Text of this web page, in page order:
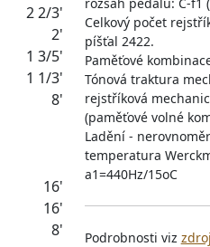
2 2/3'
2'
1 3/5'
1 1/3'
8'
16'
16'
8'
Celkový počet
píšťal 2422.
Paměťové
Tónová traktura
rejstříková
(paměťové volné
Ladění -
temperatura
a1=440Hz/15oC
Podrobnosti viz zdroj